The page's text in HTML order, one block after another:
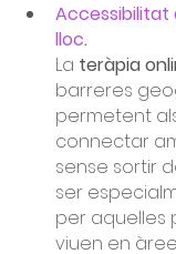
Accessibilitat
lloc.
La teràpia
barreres
permetent
connectar
sense sortir
ser
per aquelles
viuen en